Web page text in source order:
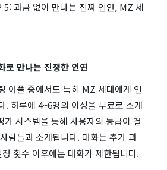
과금 없이 만나는 진짜 인연, MZ 세
로 만나는 진정한 인연
어플 중에서도 특히 MZ 세대에게 인
. 하루에 4~6명의 이성을 무료로 소개
가 시스템을 통해 사용자의 등급이 결
람들과 소개됩니다. 대화는 추가 과
횟수 이후에는 대화가 제한됩니다.